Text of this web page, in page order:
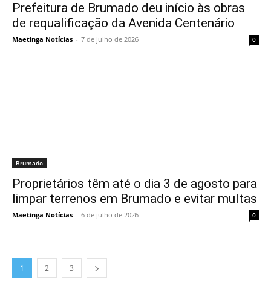
Prefeitura de Brumado deu início às obras
de requalificação da Avenida Centenário
Maetinga Notícias - 7 de julho de 2026 0
Brumado
Proprietários têm até o dia 3 de agosto para
limpar terrenos em Brumado e evitar multas
Maetinga Notícias - 6 de julho de 2026 0
1 2 3